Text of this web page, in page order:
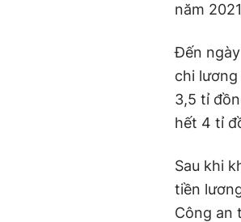
năm
Đến
chi
3,5 tỉ
hết 4 tỉ
Sau khi
tiền
Công an